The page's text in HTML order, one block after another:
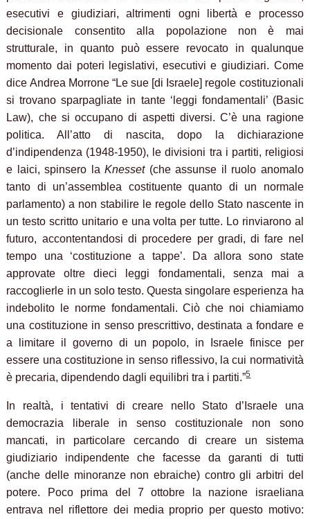
esecutivi e giudiziari, altrimenti ogni libertà e processo
decisionale consentito alla popolazione non è mai
strutturale, in quanto può essere revocato in qualunque
momento dai poteri legislativi, esecutivi e giudiziari. Come
dice Andrea Morrone “Le sue [di Israele] regole costituzionali
si trovano sparpagliate in tante ‘leggi fondamentali’ (Basic
Law), che si occupano di aspetti diversi. C’è una ragione
politica. All’atto di nascita, dopo la dichiarazione
d’indipendenza (1948-1950), le divisioni tra i partiti, religiosi
e laici, spinsero laKnesset(che assunse il ruolo anomalo
tanto di un’assemblea costituente quanto di un normale
parlamento) a non stabilire le regole dello Stato nascente in
un testo scritto unitario e una volta per tutte. Lo rinviarono al
futuro, accontentandosi di procedere per gradi, di fare nel
tempo una ‘costituzione a tappe’. Da allora sono state
approvate oltre dieci leggi fondamentali, senza mai a
raccoglierle in un solo testo. Questa singolare esperienza ha
indebolito le norme fondamentali. Ciò che noi chiamiamo
una costituzione in senso prescrittivo, destinata a fondare e
a limitare il governo di un popolo, in Israele finisce per
essere una costituzione in senso riflessivo, la cui normatività
è precaria, dipendendo dagli equilibri tra i partiti.”5
In realtà, i tentativi di creare nello Stato d’Israele una
democrazia liberale in senso costituzionale non sono
mancati, in particolare cercando di creare un sistema
giudiziario indipendente che facesse da garanti di tutti
(anche delle minoranze non ebraiche) contro gli arbitri del
potere. Poco prima del 7 ottobre la nazione israeliana
entrava nel riflettore dei media proprio per questo motivo: